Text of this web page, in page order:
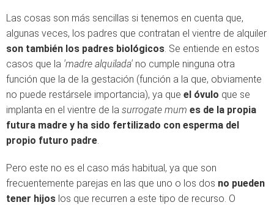
Las cosas son más sencillas si tenemos en cuenta que,
algunas veces, los padres que contratan el vientre de alquiler
son también los padres biológicos. Se entiende en estos
casos que la 'madre alquilada' no cumple ninguna otra
función que la de la gestación (función a la que, obviamente
no puede restársele importancia), ya que el óvulo que se
implanta en el vientre de la surrogate mum es de la propia
futura madre y ha sido fertilizado con esperma del
propio futuro padre.
Pero este no es el caso más habitual, ya que son
frecuentemente parejas en las que uno o los dos no pueden
tener hijos los que recurren a este tipo de recurso. O